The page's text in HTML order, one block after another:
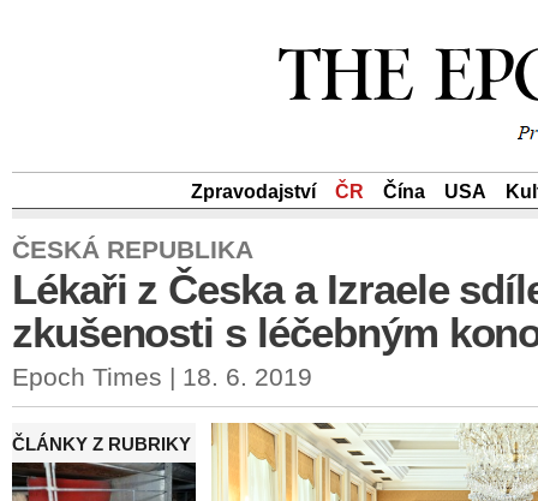
Zpravodajství ČR Čína USA
ČESKÁ REPUBLIKA
Lékaři z Česka a Izraele
zkušenosti s léčebným
Epoch Times | 18. 6. 2019
ČLÁNKY Z RUBRIKY